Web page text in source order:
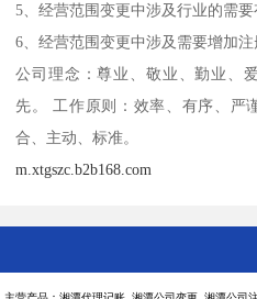
5、经营范围变更中涉及行业的需
6、经营范围变更中涉及需要增加注
公司理念：尊业、敬业、勤业、
先。 工作原则：效率、有序、严
合、主动、标准。
m.xtgszc.b2b168.com